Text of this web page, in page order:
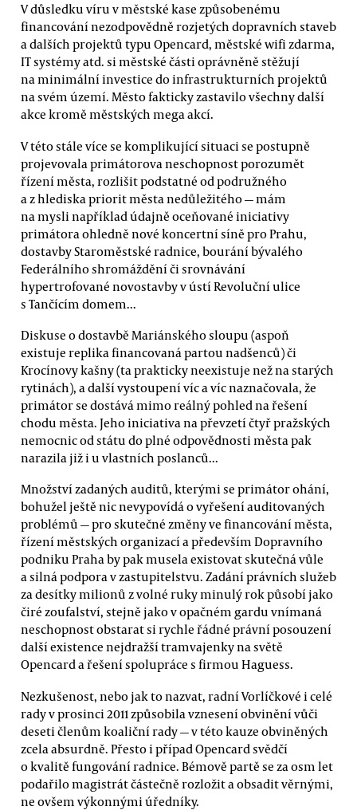
V důsledku víru v městské kase způsobenému
financování nezodpovědně rozjetých dopravních staveb
a dalších projektů typu Opencard, městské wifi zdarma,
IT systémy atd. si městské části oprávněně stěžují
na minimální investice do infrastrukturních projektů
na svém území. Město fakticky zastavilo všechny další
akce kromě městských mega akcí.
V této stále více se komplikující situaci se postupně
projevovala primátorova neschopnost porozumět
řízení města, rozlišit podstatné od podružného
a z hlediska priorit města nedůležitého — mám
na mysli například údajně oceňované iniciativy
primátora ohledně nové koncertní síně pro Prahu,
dostavby Staroměstské radnice, bourání bývalého
Federálního shromáždění či srovnávání
hypertrofované novostavby v ústí Revoluční ulice
s Tančícím domem...
Diskuse o dostavbě Mariánského sloupu (aspoň
existuje replika financovaná partou nadšenců) či
Krocínovy kašny (ta prakticky neexistuje než na starých
rytinách), a další vystoupení víc a víc naznačovala, že
primátor se dostává mimo reálný pohled na řešení
chodu města. Jeho iniciativa na převzetí čtyř pražských
nemocnic od státu do plné odpovědnosti města pak
narazila již i u vlastních poslanců...
Množství zadaných auditů, kterými se primátor ohání,
bohužel ještě nic nevypovídá o vyřešení auditovaných
problémů — pro skutečné změny ve financování města,
řízení městských organizací a především Dopravního
podniku Praha by pak musela existovat skutečná vůle
a silná podpora v zastupitelstvu. Zadání právních služeb
za desítky milionů z volné ruky minulý rok působí jako
čiré zoufalství, stejně jako v opačném gardu vnímaná
neschopnost obstarat si rychle řádné právní posouzení
další existence nejdražší tramvajenky na světě
Opencard a řešení spolupráce s firmou Haguess.
Nezkušenost, nebo jak to nazvat, radní Vorlíčkové i celé
rady v prosinci 2011 způsobila vznesení obvinění vůči
deseti členům koaliční rady — v této kauze obviněných
zcela absurdně. Přesto i případ Opencard svědčí
o kvalitě fungování radnice. Bémově partě se za osm let
podařilo magistrát částečně rozložit a obsadit věrnými,
ne ovšem výkonnými úředníky.